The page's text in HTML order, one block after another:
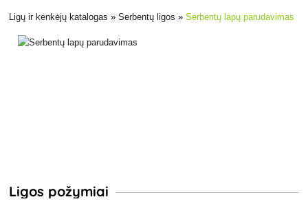
Ligų ir kenkėjų katalogas »Serbentų ligos »Serbentų lapų parudavimas
Ligos požymiai